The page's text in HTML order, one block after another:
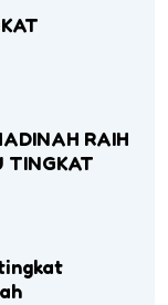
RAIH
TINGKAT